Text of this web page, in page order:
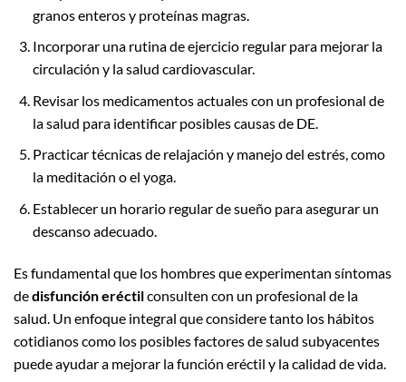
granos enteros y proteínas magras.
Incorporar una rutina de ejercicio regular para mejorar la
circulación y la salud cardiovascular.
Revisar los medicamentos actuales con un profesional de
la salud para identificar posibles causas de DE.
Practicar técnicas de relajación y manejo del estrés, como
la meditación o el yoga.
Establecer un horario regular de sueño para asegurar un
descanso adecuado.
Es fundamental que los hombres que experimentan síntomas
dedisfunción eréctilconsulten con un profesional de la
salud. Un enfoque integral que considere tanto los hábitos
cotidianos como los posibles factores de salud subyacentes
puede ayudar a mejorar la función eréctil y la calidad de vida.